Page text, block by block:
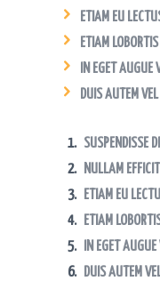
ETIAM EU
ETIAM
IN EGET AUGUE
DUIS AUTEM VEL
SUSPENDISSE
NULLAM
ETIAM EU
ETIAM
IN EGET
DUIS AUTEM